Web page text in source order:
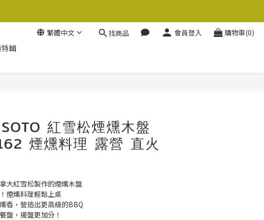
繁體中文 找商品 會員登入 購物車(0)
輯
紅雪松煙燻木盤
煙燻料理 露營 直火
大紅雪松製作的煙燻木盤
煙燻料理輕鬆上桌
香，營造出更高級的BBQ
盤，擺盤更加分！